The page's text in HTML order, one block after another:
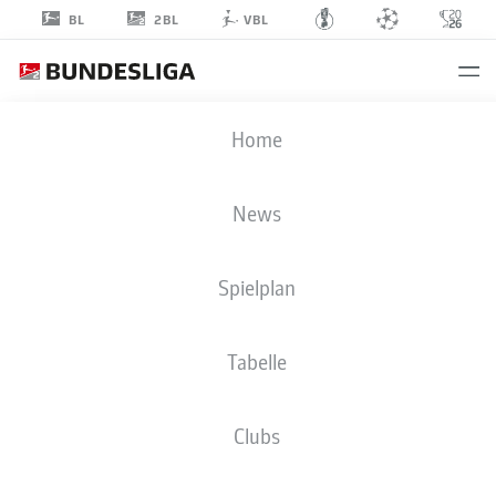
BL 2BL VBL
Home
News
Spielplan
Tabelle
Clubs